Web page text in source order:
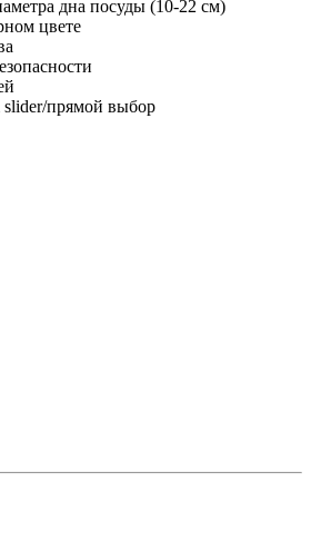
дна посуды (10-22 см)
цвете
прямой выбор